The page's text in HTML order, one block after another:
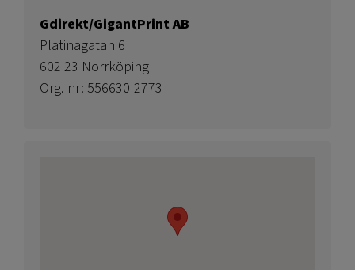
Gdirekt/GigantPrint AB
Platinagatan 6
602 23 Norrköping
Org. nr: 556630-2773